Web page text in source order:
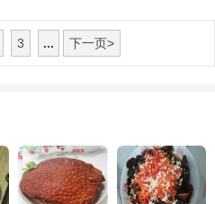
3 ... 下一页>